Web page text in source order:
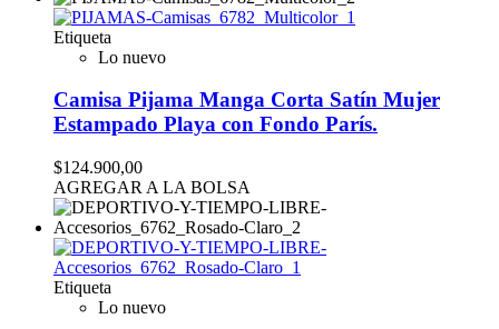
Etiqueta
Lo nuevo
Camisa Pijama Manga Corta Satín Mujer
Estampado Playa con Fondo París.
$124.900,00
AGREGAR A LA BOLSA
Etiqueta
Lo nuevo